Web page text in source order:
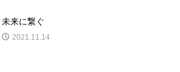
未来に繋ぐ
2021.11.14